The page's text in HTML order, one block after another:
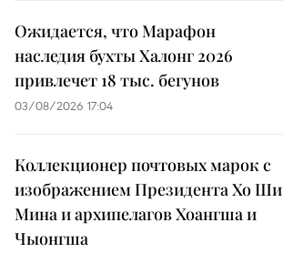
Ожидается, что Марафон
наследия бухты Халонг 2026
привлечет 18 тыс. бегунов
03/08/2026 17:04
Коллекционер почтовых марок с
изображением Президента Хо Ши
Мина и архипелагов Хоангша и
Чыонгша